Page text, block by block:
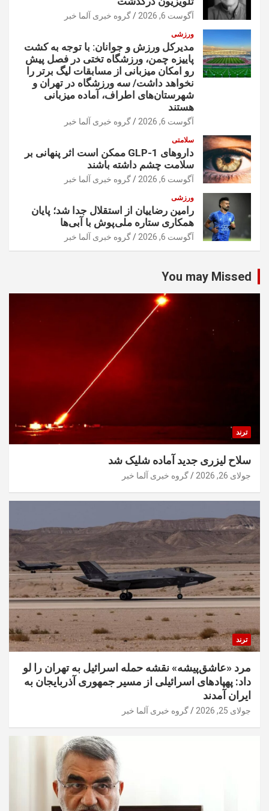
آگوست 6, 2026 گروه خبری آلما خبر
ورزشی
مدیرکل ورزش و جوانان: با توجه به کشت
پاییزه چمن، ورزشگاه تختی در فصل پیش
رو امکان میزبانی از مسابقات لیگ برتر را
نخواهد داشت/ سه ورزشگاه در تهران و
شهرستان‌های اطراف، آماده میزبانی
هستند
آگوست 6, 2026 گروه خبری آلما خبر
سلامتی
داروهای GLP-1 ممکن است اثر پنهانی بر
سلامت چشم داشته باشند
آگوست 6, 2026 گروه خبری آلما خبر
ورزشی
رامین رضاییان از استقلال جدا شد؛ پایان
همکاری ستاره ملی‌پوش با آبی‌ها
آگوست 6, 2026 گروه خبری آلما خبر
You may Missed
ترند
سلاح لیزری جدید آماده شلیک شد
جولای 26, 2026 گروه خبری آلما خبر
ترند
مرد «عاشق‌پیشه» نقشه حمله اسرائیل به تهران را لو
داد: پهپادهای اسرائیلی از مسیر جمهوری آذربایجان به
ایران آمدند
جولای 25, 2026 گروه خبری آلما خبر